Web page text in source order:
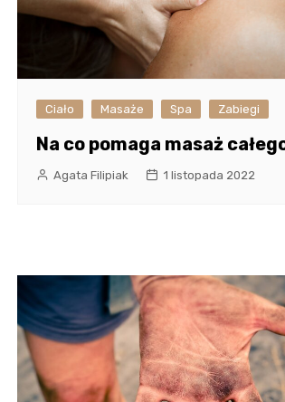
Ciało Masaże Spa Zabiegi
Na co pomaga masaż
Agata Filipiak 1 listopada 2022